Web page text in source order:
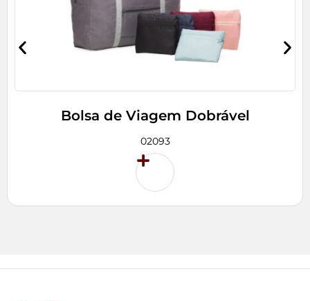
Bolsa de Viagem Dobrável
02093